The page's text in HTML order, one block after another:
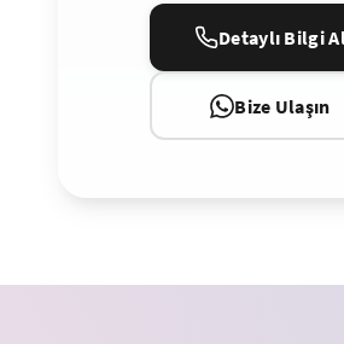
Detaylı Bilgi
Bize Ulaşın